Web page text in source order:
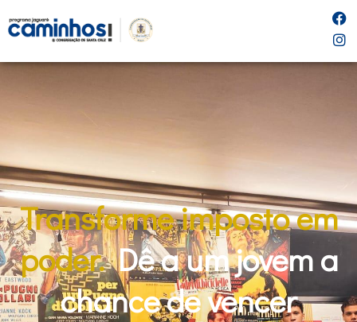
Transforme imposto em
poder.Dê a um jovem a
chance de vencer